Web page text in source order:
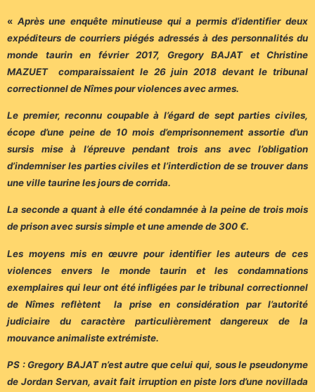
« Après une enquête minutieuse qui a permis d’identifier deux
expéditeurs de courriers piégés adressés à des personnalités du
monde taurin en février 2017, Gregory BAJAT et Christine
MAZUET comparaissaient le 26 juin 2018 devant le tribunal
correctionnel de Nîmes pour violences avec armes.
Le premier, reconnu coupable à l’égard de sept parties civiles,
écope d’une peine de 10 mois d’emprisonnement assortie d’un
sursis mise à l’épreuve pendant trois ans avec l’obligation
d’indemniser les parties civiles et l’interdiction de se trouver dans
une ville taurine les jours de corrida.
La seconde a quant à elle été condamnée à la peine de trois mois
de prison avec sursis simple et une amende de 300 €.
Les moyens mis en œuvre pour identifier les auteurs de ces
violences envers le monde taurin et les condamnations
exemplaires qui leur ont été infligées par le tribunal correctionnel
de Nîmes reflètent la prise en considération par l’autorité
judiciaire du caractère particulièrement dangereux de la
mouvance animaliste extrémiste.
PS : Gregory BAJAT n’est autre que celui qui, sous le pseudonyme
de Jordan Servan, avait fait irruption en piste lors d’une novillada